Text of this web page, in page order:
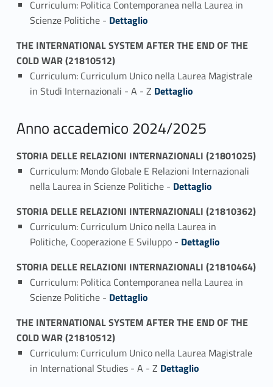
Curriculum: Politica Contemporanea nella Laurea in
Scienze Politiche - Link identifier #identifier_person_107088-1
Dettaglio
THE INTERNATIONAL SYSTEM AFTER THE END OF THE
COLD WAR (21810512)
Curriculum: Curriculum Unico nella Laurea Magistrale
in Studi Internazionali - A - Z Link identifier #identifier_person_78482-1
Dettaglio
Anno accademico 2024/2025
STORIA DELLE RELAZIONI INTERNAZIONALI (21801025)
Curriculum: Mondo Globale E Relazioni Internazionali
nella Laurea in Scienze Politiche - Link identifier #identifier_person_121125-1
Dettaglio
STORIA DELLE RELAZIONI INTERNAZIONALI (21810362)
Curriculum: Curriculum Unico nella Laurea in
Politiche, Cooperazione E Sviluppo - Link identifier #identifier_person_61325-1
Dettaglio
STORIA DELLE RELAZIONI INTERNAZIONALI (21810464)
Curriculum: Politica Contemporanea nella Laurea in
Scienze Politiche - Link identifier #identifier_person_172544-1
Dettaglio
THE INTERNATIONAL SYSTEM AFTER THE END OF THE
COLD WAR (21810512)
Curriculum: Curriculum Unico nella Laurea Magistrale
in International Studies - A - Z Link identifier #identifier_person_41118-1
Dettaglio